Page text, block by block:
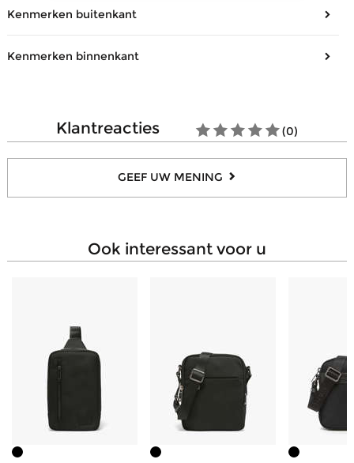
Kenmerken buitenkant
Aantal zakken achteraan
1
Verstelbare schouderriem
Ja
Gekruist
Kenmerken binnenkant
Samenstelling
Stof
klantreacties (0)
GEEF UW MENING
ook interessant voor u